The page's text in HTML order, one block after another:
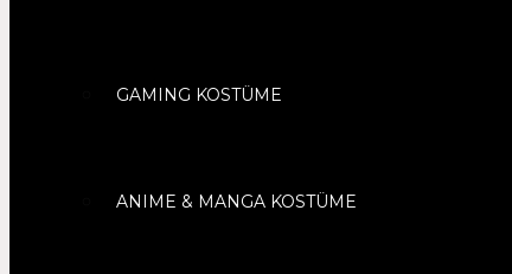
GAMING KOSTÜME
ANIME & MANGA KOSTÜME